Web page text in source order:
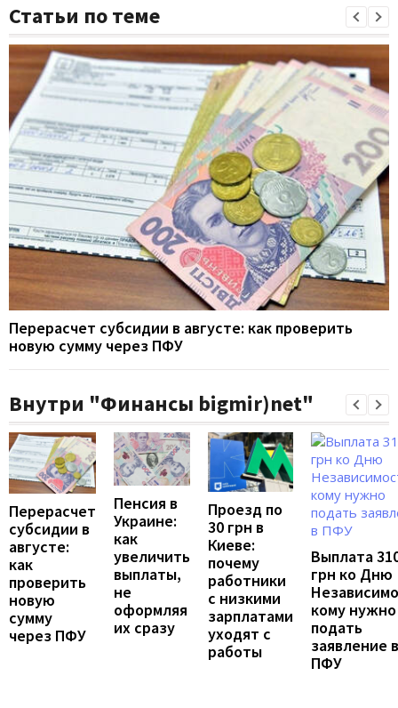
Статьи по теме
Перерасчет субсидии в августе: как проверить
новую сумму через ПФУ
Внутри "Финансы bigmir)net"
Перерасчет
субсидии в
августе:
как
проверить
новую
сумму
через ПФУ
Пенсия в
Украине:
как
увеличить
выплаты,
не
оформляя
их сразу
Проезд по
30 грн в
Киеве:
почему
работники
с низкими
зарплатами
уходят с
работы
Выплата
грн ко Дню
кому нужно
подать
заявление в
ПФУ